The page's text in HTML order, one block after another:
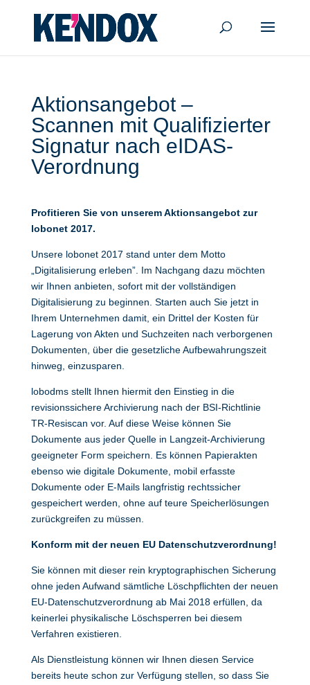
Aktionsangebot –
Scannen mit Qualifizierter
Signatur nach eIDAS-
Verordnung
Profitieren Sie von unserem Aktionsangebot zur
lobonet 2017.
Unsere lobonet 2017 stand unter dem Motto
„Digitalisierung erleben”. Im Nachgang dazu möchten
wir Ihnen anbieten, sofort mit der vollständigen
Digitalisierung zu beginnen. Starten auch Sie jetzt in
Ihrem Unternehmen damit, ein Drittel der Kosten für
Lagerung von Akten und Suchzeiten nach verborgenen
Dokumenten, über die gesetzliche Aufbewahrungszeit
hinweg, einzusparen.
lobodms stellt Ihnen hiermit den Einstieg in die
revisionssichere Archivierung nach der BSI-Richtlinie
TR-Resiscan vor. Auf diese Weise können Sie
Dokumente aus jeder Quelle in Langzeit-Archivierung
geeigneter Form speichern. Es können Papierakten
ebenso wie digitale Dokumente, mobil erfasste
Dokumente oder E-Mails langfristig rechtssicher
gespeichert werden, ohne auf teure Speicherlösungen
zurückgreifen zu müssen.
Konform mit der neuen EU Datenschutzverordnung!
Sie können mit dieser rein kryptographischen Sicherung
ohne jeden Aufwand sämtliche Löschpflichten der neuen
EU-Datenschutzverordnung ab Mai 2018 erfüllen, da
keinerlei physikalische Löschsperren bei diesem
Verfahren existieren.
Als Dienstleistung können wir Ihnen diesen Service
bereits heute schon zur Verfügung stellen, so dass Sie